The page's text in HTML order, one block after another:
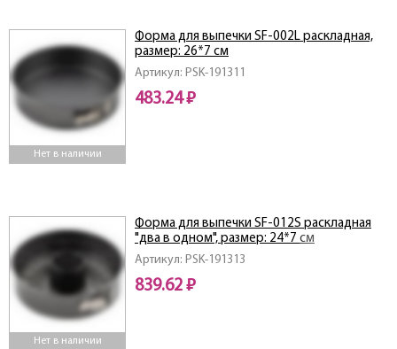
Нет в наличии
Артикул: PSK-191311
Форма для выпечки SF-002L раскладная,
размер: 26*7 см
483.24 ₽
Нет в наличии
Артикул: PSK-191313
Форма для выпечки SF-012S раскладная
"два в одном", размер: 24*7 см
839.62 ₽